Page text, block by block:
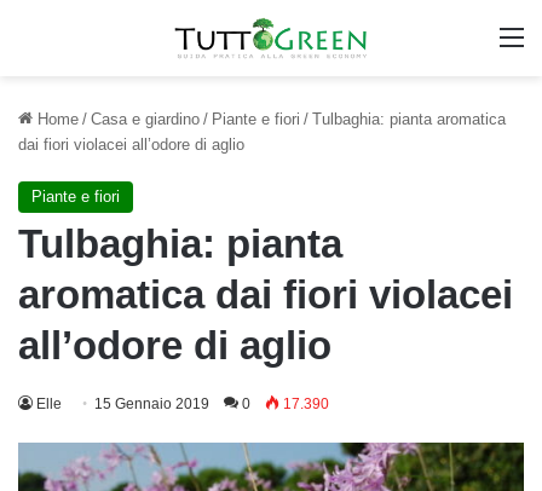
Home / Casa e giardino / Piante e fiori / Tulbaghia: pianta aromatica
dai fiori violacei all’odore di aglio
Piante e fiori
Tulbaghia: pianta
aromatica dai fiori violacei
all’odore di aglio
Elle 15 Gennaio 2019 0 17.390